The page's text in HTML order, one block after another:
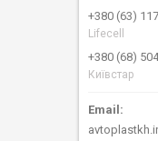
+380 (63)
Lifecell
+380 (68)
Київстар